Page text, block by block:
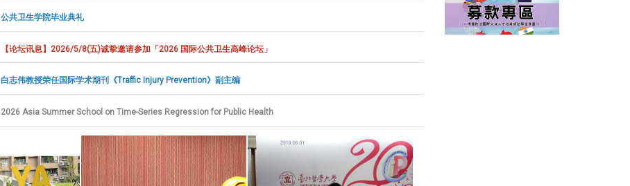
公共卫生学院毕业典礼
【论坛讯息】2026/5/8(五)诚挚邀请参加「2026 国际公共卫生高峰论坛」
白志伟教授荣任国际学术期刊《Traffic Injury Prevention》副主编
2026 Asia Summer School on Time-Series Regression for Public Health